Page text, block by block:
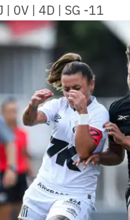
0V | 4D | SG -11